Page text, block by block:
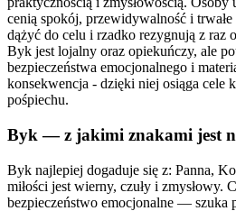
cenią spokój, przewidywalność i
dążyć do celu i rzadko rezygnują z raz
Byk jest lojalny oraz opiekuńczy, ale
bezpieczeństwa emocjonalnego i
konsekwencja - dzięki niej osiąga cele
pośpiechu.
Byk — z jakimi znakami jest
Byk najlepiej dogaduje się z: Panna,
miłości jest wierny, czuły i zmysłowy.
bezpieczeństwo emocjonalne — szuka